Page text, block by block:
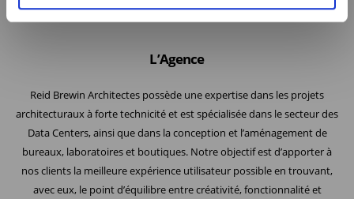
L’Agence
Reid Brewin Architectes possède une expertise dans les projets
architecturaux à forte technicité et est spécialisée dans le secteur des
Data Centers, ainsi que dans la conception et l’aménagement de
bureaux, laboratoires et boutiques. Notre objectif est d’apporter à
nos clients la meilleure expérience utilisateur possible en trouvant,
avec eux, le point d’équilibre entre créativité, fonctionnalité et